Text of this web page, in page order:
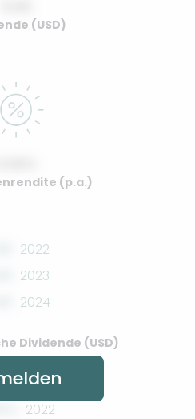
(USD)
(p.a.)
2022
2023
2024
Dividende (USD)
2022